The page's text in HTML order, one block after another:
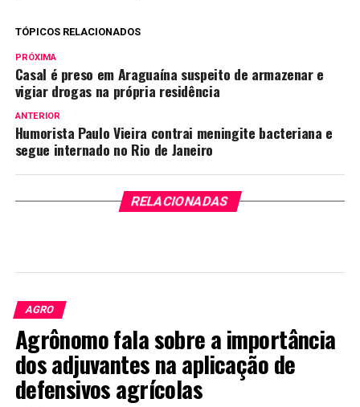
TÓPICOS RELACIONADOS
PRÓXIMA
Casal é preso em Araguaína suspeito de armazenar e
vigiar drogas na própria residência
ANTERIOR
Humorista Paulo Vieira contrai meningite bacteriana e
segue internado no Rio de Janeiro
RELACIONADAS
AGRO
Agrônomo fala sobre a importância
dos adjuvantes na aplicação de
defensivos agrícolas